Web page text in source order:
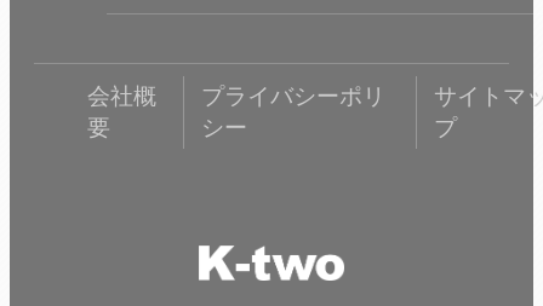
会社概
要
プライバシーポリ
シー
サイトマ
プ